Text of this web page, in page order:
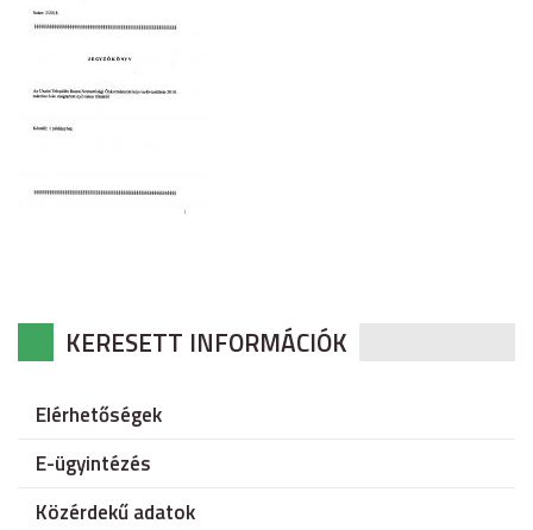
KERESETT INFORMÁCIÓK
Elérhetőségek
E-ügyintézés
Közérdekű adatok